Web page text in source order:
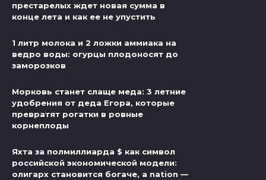
престарелых ждет новая сумма в
конце лета и как ее не упустить
1 литр молока и 2 ложки аммиака на
ведро воды: огурцы плодоносят до
заморозков
Морковь станет слаще меда: 3 летние
удобрения от деда Егора, которые
превратят рогатки в ровные
корнеплоды
Яхта за полмиллиарда $ как символ
российской экономической модели:
олигарх становится богаче, а nation —